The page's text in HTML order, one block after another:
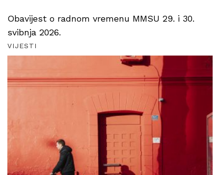
Obavijest o radnom vremenu MMSU 29. i 30.
svibnja 2026.
VIJESTI